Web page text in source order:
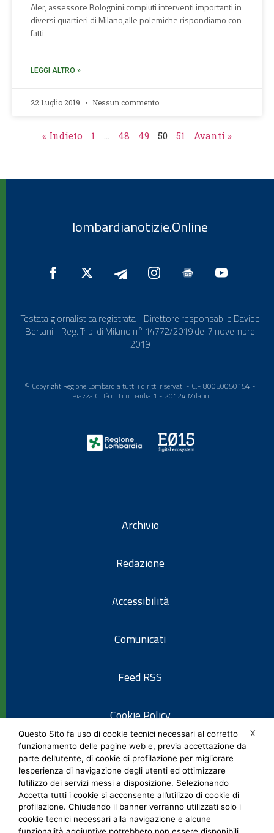
Aler, assessore Bolognini:compiuti interventi importanti in
diversi quartieri di Milano,alle polemiche rispondiamo con
fatti
LEGGI ALTRO »
22 Luglio 2019 Nessun commento
« Indieto 1 … 48 49 50 51 Avanti »
lombardianotizie.Online
Testata giornalistica registrata - Direttore responsabile Davide
Bertani - Reg. Trib. di Milano n° 14772/2019 del 7 novembre
2019
© Copyright Regione Lombardia tutti i diritti riservati - C.F. 80050050154 -
Piazza Città di Lombardia 1 - 20124 Milano
Archivio
Redazione
Accessibilità
Comunicati
Feed RSS
Cookie Policy
Informativa privacy
Note legali
Social Media Policy
X
Questo Sito fa uso di cookie tecnici necessari al corretto
funzionamento delle pagine web e, previa accettazione da
parte dell’utente, di cookie di profilazione per migliorare
l’esperienza di navigazione degli utenti ed ottimizzare
l’utilizzo dei servizi messi a disposizione. Selezionando
Accetta tutti i cookie si acconsente all’utilizzo di cookie di
profilazione. Chiudendo il banner verranno utilizzati solo i
cookie tecnici necessari alla navigazione e alcune